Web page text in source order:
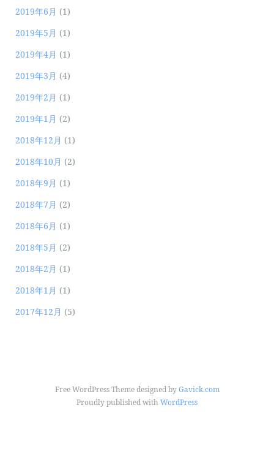
2019年6月 (1)
2019年5月 (1)
2019年4月 (1)
2019年3月 (4)
2019年2月 (1)
2019年1月 (2)
2018年12月 (1)
2018年10月 (2)
2018年9月 (1)
2018年7月 (2)
2018年6月 (1)
2018年5月 (2)
2018年2月 (1)
2018年1月 (1)
2017年12月 (5)
Free WordPress Theme designed byGavick.com
Proudly published with WordPress